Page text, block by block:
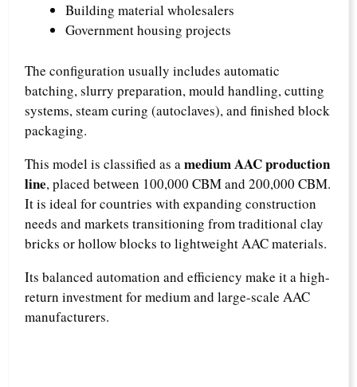
Building material wholesalers
Government housing projects
The configuration usually includes automatic
batching, slurry preparation, mould handling, cutting
systems, steam curing (autoclaves), and finished block
packaging.
This model is classified as a medium AAC production
line, placed between 100,000 CBM and 200,000 CBM.
It is ideal for countries with expanding construction
needs and markets transitioning from traditional clay
bricks or hollow blocks to lightweight AAC materials.
Its balanced automation and efficiency make it a high-
return investment for medium and large-scale AAC
manufacturers.